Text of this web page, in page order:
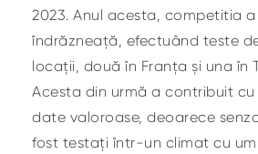
2023. Anul acesta, competitia
îndrăzneață, efectuând teste
locații, două în Franța și una în
Acesta din urmă a contribuit cu
date valoroase, deoarece
fost testați într-un climat cu